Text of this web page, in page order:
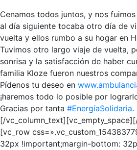
Cenamos todos juntos, y nos
al día siguiente tocaba otro día de
vuelta y ellos rumbo a su hogar en
Tuvimos otro largo viaje de vuelta,
sonrisa y la satisfacción de haber
familia Kloze fueron nuestros
Pídenos tu deseo en
¡haremos todo lo posible por
Gracias por tanta #EnergíaSolidaria.
[/
[vc_row
32px !important;margin-bottom: